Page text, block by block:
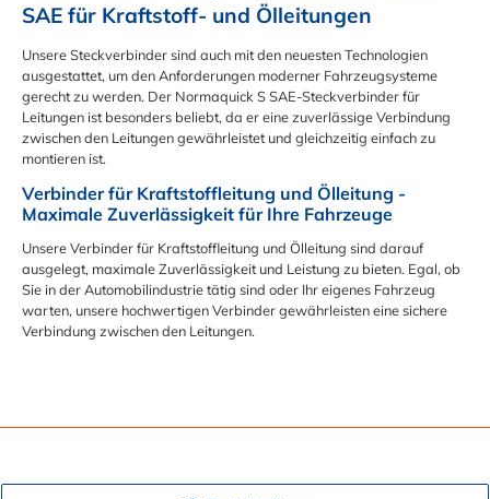
SAE für Kraftstoff- und Ölleitungen
Unsere Steckverbinder sind auch mit den neuesten Technologien
ausgestattet, um den Anforderungen moderner Fahrzeugsysteme
gerecht zu werden. Der Normaquick S SAE-Steckverbinder für
Leitungen ist besonders beliebt, da er eine zuverlässige Verbindung
zwischen den Leitungen gewährleistet und gleichzeitig einfach zu
montieren ist.
Verbinder für Kraftstoffleitung und Ölleitung -
Maximale Zuverlässigkeit für Ihre Fahrzeuge
Unsere Verbinder für Kraftstoffleitung und Ölleitung sind darauf
ausgelegt, maximale Zuverlässigkeit und Leistung zu bieten. Egal, ob
Sie in der Automobilindustrie tätig sind oder Ihr eigenes Fahrzeug
warten, unsere hochwertigen Verbinder gewährleisten eine sichere
Verbindung zwischen den Leitungen.